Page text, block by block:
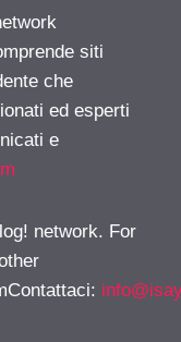
siti
che
ed esperti
e
network. For
: